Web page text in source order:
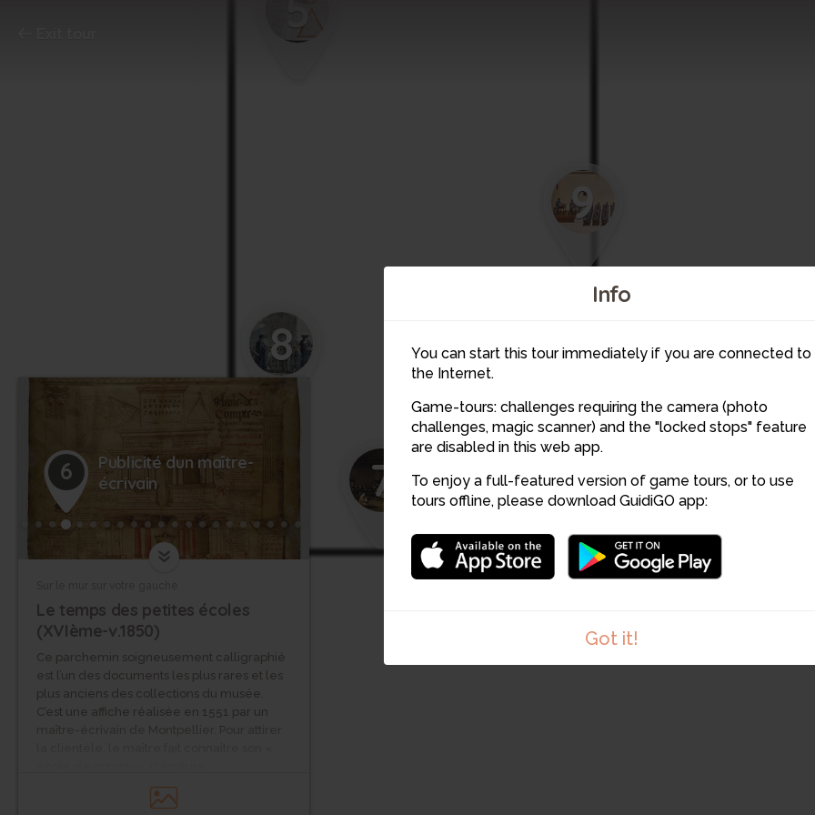
Info
You can start this tour immediately if you are connected to
the Internet.
Game-tours: challenges requiring the camera (photo
challenges, magic scanner) and the "locked stops" feature
are disabled in this web app.
To enjoy a full-featured version of game tours, or to use
tours offline, please download GuidiGO app:
Got it!
6
7
8
9
6
Publicité dun maître-
écrivain
Le temps des petites écoles
(XVIème-v.1850)
Ce parchemin soigneusement calligraphié
est l’un des documents les plus rares et les
plus anciens des collections du musée.
C’est une affiche réalisée en 1551 par un
maître-écrivain de Montpellier. Pour attirer
d’arithmétique et de géométrie » en
soulignant qu’il y enseigne « à raisonnable